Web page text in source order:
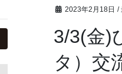
2023年2月18日 /
3/3(金)
タ）交